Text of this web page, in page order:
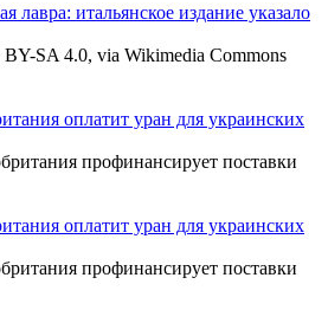
лавра: итальянское издание указало
SA 4.0, via Wikimedia Commons
оплатит уран для украинских
профинансирует поставки
оплатит уран для украинских
профинансирует поставки